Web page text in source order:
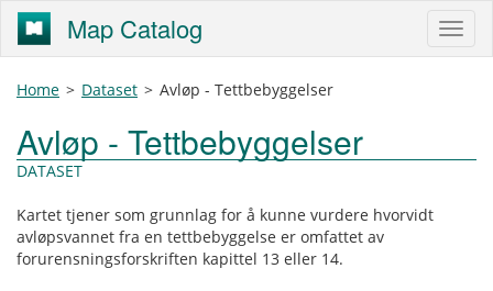
Map Catalog
Home > Dataset > Avløp - Tettbebyggelser
Avløp - Tettbebyggelser
DATASET
Kartet tjener som grunnlag for å kunne vurdere hvorvidt
avløpsvannet fra en tettbebyggelse er omfattet av
forurensningsforskriften kapittel 13 eller 14.